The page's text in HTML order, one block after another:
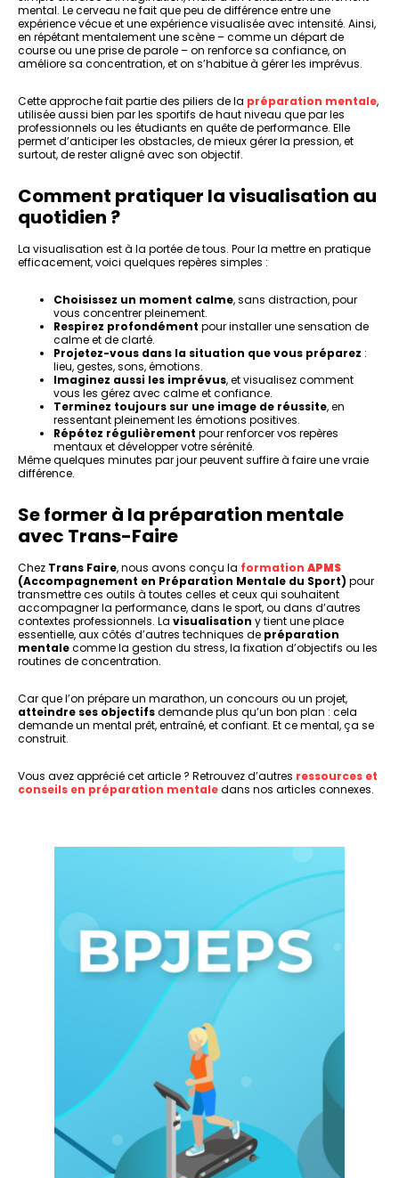
mental. Le cerveau ne fait que peu de différence entre une
expérience vécue et une expérience visualisée avec intensité. Ainsi,
en répétant mentalement une scène – comme un départ de
course ou une prise de parole – on renforce sa confiance, on
améliore sa concentration, et on s’habitue à gérer les imprévus.
Cette approche fait partie des piliers de la préparation mentale,
utilisée aussi bien par les sportifs de haut niveau que par les
professionnels ou les étudiants en quête de performance. Elle
permet d’anticiper les obstacles, de mieux gérer la pression, et
surtout, de rester aligné avec son objectif.
Comment pratiquer la visualisation au
quotidien ?
La visualisation est à la portée de tous. Pour la mettre en pratique
efficacement, voici quelques repères simples :
Choisissez un moment calme, sans distraction, pour
vous concentrer pleinement.
Respirez profondément pour installer une sensation de
calme et de clarté.
Projetez-vous dans la situation que vous préparez :
lieu, gestes, sons, émotions.
Imaginez aussi les imprévus, et visualisez comment
vous les gérez avec calme et confiance.
Terminez toujours sur une image de réussite, en
ressentant pleinement les émotions positives.
Répétez régulièrement pour renforcer vos repères
mentaux et développer votre sérénité.
Même quelques minutes par jour peuvent suffire à faire une vraie
différence.
Se former à la préparation mentale
avec Trans-Faire
Chez Trans Faire, nous avons conçu la formation APMS
(Accompagnement en Préparation Mentale du Sport) pour
transmettre ces outils à toutes celles et ceux qui souhaitent
accompagner la performance, dans le sport, ou dans d’autres
contextes professionnels. La visualisation y tient une place
essentielle, aux côtés d’autres techniques de préparation
mentalecomme la gestion du stress, la fixation d’objectifs ou les
routines de concentration.
Car que l’on prépare un marathon, un concours ou un projet,
atteindre ses objectifsdemande plus qu’un bon plan : cela
demande un mental prêt, entraîné, et confiant. Et ce mental, ça se
construit.
Vous avez apprécié cet article ? Retrouvez d’autres ressources et
conseils en préparation mentaledans nos articles connexes.